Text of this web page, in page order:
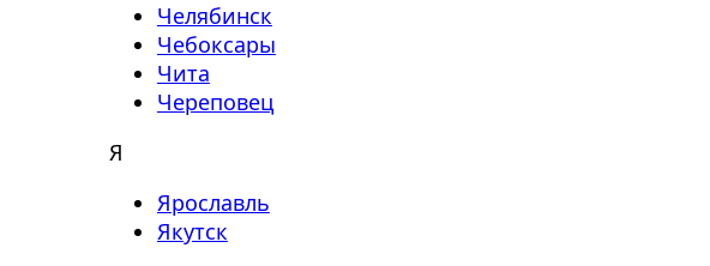
Челябинск
Чебоксары
Чита
Череповец
Я
Ярославль
Якутск